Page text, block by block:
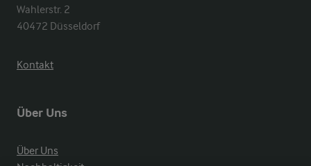
Wahlerstr. 2
40472 Düsseldorf
Kontakt
Über Uns
Über Uns